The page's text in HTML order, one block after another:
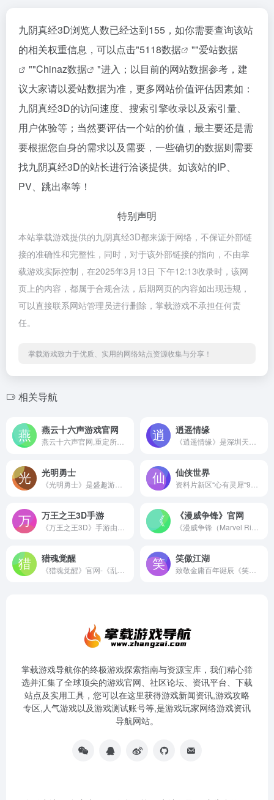
九阴真经3D浏览人数已经达到155，如你需要查询该站
的相关权重信息，可以点击"5118数据 ""爱站数据
""Chinaz数据
"进入；以目前的网站数据参考，建
议大家请以爱站数据为准，更多网站价值评估因素如：
九阴真经3D的访问速度、搜索引擎收录以及索引量、
用户体验等；当然要评估一个站的价值，最主要还是需
要根据您自身的需求以及需要，一些确切的数据则需要
找九阴真经3D的站长进行洽谈提供。如该站的IP、
PV、跳出率等！
特别声明
本站掌载游戏提供的九阴真经3D都来源于网络，不保证外部链
接的准确性和完整性，同时，对于该外部链接的指向，不由掌
载游戏实际控制，在2025年3月13日 下午12:13收录时，该网
页上的内容，都属于合规合法，后期网页的内容如出现违规，
可以直接联系网站管理员进行删除，掌载游戏不承担任何责
任。
掌载游戏致力于优质、实用的网络站点资源收集与分享！
相关导航
燕云十六声游戏官网 逍遥情缘
光明勇士 仙侠世界
万王之王3D手游 《漫威争锋》官网
猎魂觉醒 笑傲江湖
掌载游戏导航你的终极游戏探索指南与资源宝库，我们精心筛
选并汇集了全球顶尖的游戏官网、社区论坛、资讯平台、下载
站点及实用工具，您可以在这里获得游戏新闻资讯,游戏攻略
专区,人气游戏以及游戏测试账号等,是游戏玩家网络游戏资讯
导航网站。